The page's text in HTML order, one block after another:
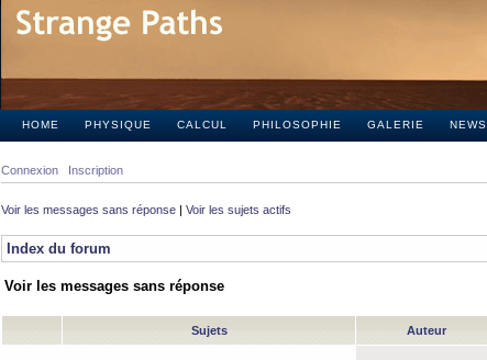
HOME PHYSIQUE CALCUL PHILOSOPHIE GALERIE NEWS
Connexion Inscription
Voir les messages sans réponse | Voir les sujets actifs
Index du forum
Voir les messages sans réponse
Sujets Auteur